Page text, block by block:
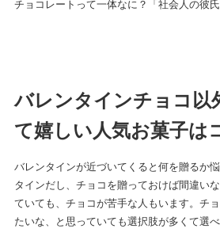
チョコレートって一体なに？「社会人の彼
バレンタインチョコ以
て嬉しい人気お菓子は
バレンタインが近づいてくると何を贈るか
タインだし、チョコを贈っておけば間違い
ていても、チョコが苦手な人もいます。チ
たいな、と思っていても選択肢が多くて選